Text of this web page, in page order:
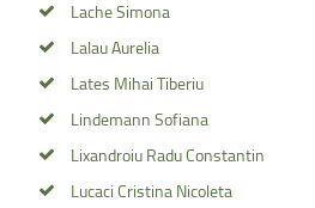
Lache Simona
Lalau Aurelia
Lates Mihai Tiberiu
Lindemann Sofiana
Lixandroiu Radu Constantin
Lucaci Cristina Nicoleta